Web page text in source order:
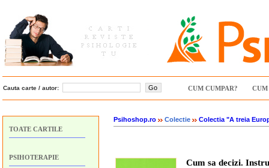
Cauta carte / autor: CUM CUMPAR? CUM
TOATE CARTILE
PSIHOTERAPIE
Psihoshop.ro Colectie Colectia "A treia
Cum sa decizi.